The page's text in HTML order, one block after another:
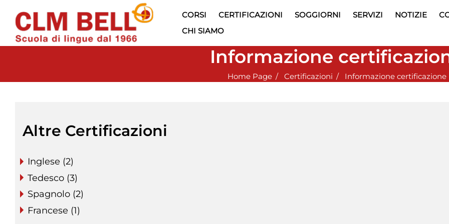
CORSI CERTIFICAZIONI SOGGIORNI SERVIZI NOTIZIE
CHI SIAMO
Informazione
Home Page Certificazioni Informazione certificazione
Altre Certificazioni
Inglese (2)
Tedesco (3)
Spagnolo (2)
Francese (1)